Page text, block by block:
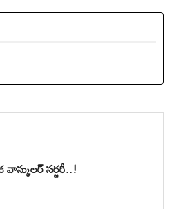
వాస్కులర్ సర్జరీ..!